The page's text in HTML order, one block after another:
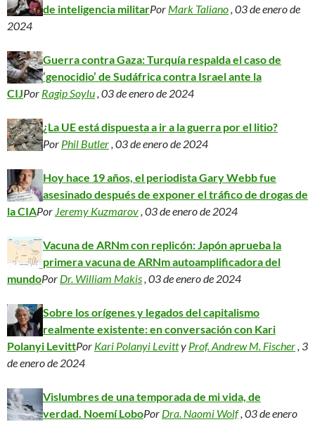
de inteligencia militarPor Mark Taliano, 03 de enero de
2024
Guerra contra Gaza: Turquía respalda el caso de
‘genocidio’ de Sudáfrica contra Israel ante la
CIJPor Ragip Soylu, 03 de enero de 2024
¿La UE está dispuesta a ir a la guerra por el litio?
Por Phil Butler, 03 de enero de 2024
Hoy hace 19 años, el periodista Gary Webb fue
asesinado después de exponer el tráfico de drogas de
la CIAPor Jeremy Kuzmarov, 03 de enero de 2024
Vacuna de ARNm con replicón: Japón aprueba la
primera vacuna de ARNm autoamplificadora del
mundoPor Dr. William Makis, 03 de enero de 2024
Sobre los orígenes y legados del capitalismo
realmente existente: en conversación con Kari
Polanyi LevittPor Kari Polanyi Levitty Prof. Andrew M. Fischer, 3
de enero de 2024
Vislumbres de una temporada de mi vida, de
verdad. Noemí LoboPor Dra. Naomi Wolf, 03 de enero